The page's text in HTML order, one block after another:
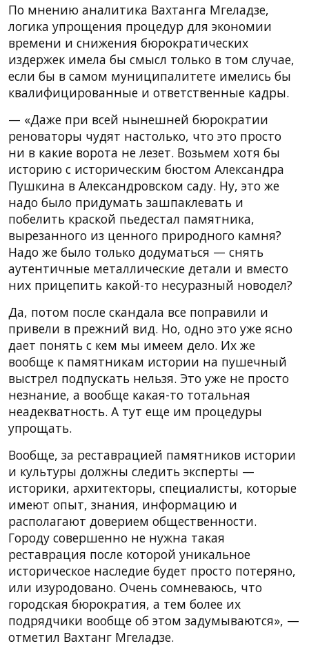
По мнению аналитика Вахтанга Мгеладзе,
логика упрощения процедур для экономии
времени и снижения бюрократических
издержек имела бы смысл только в том случае,
если бы в самом муниципалитете имелись бы
квалифицированные и ответственные кадры.
— «Даже при всей нынешней бюрократии
реноваторы чудят настолько, что это просто
ни в какие ворота не лезет. Возьмем хотя бы
историю с историческим бюстом Александра
Пушкина в Александровском саду. Ну, это же
надо было придумать зашпаклевать и
побелить краской пьедестал памятника,
вырезанного из ценного природного камня?
Надо же было только додуматься — снять
аутентичные металлические детали и вместо
них прицепить какой-то несуразный новодел?
Да, потом после скандала все поправили и
привели в прежний вид. Но, одно это уже ясно
дает понять с кем мы имеем дело. Их же
вообще к памятникам истории на пушечный
выстрел подпускать нельзя. Это уже не просто
незнание, а вообще какая-то тотальная
неадекватность. А тут еще им процедуры
упрощать.
Вообще, за реставрацией памятников истории
и культуры должны следить эксперты —
историки, архитекторы, специалисты, которые
имеют опыт, знания, информацию и
располагают доверием общественности.
Городу совершенно не нужна такая
реставрация после которой уникальное
историческое наследие будет просто потеряно,
или изуродовано. Очень сомневаюсь, что
городская бюрократия, а тем более их
подрядчики вообще об этом задумываются», —
отметил Вахтанг Мгеладзе.